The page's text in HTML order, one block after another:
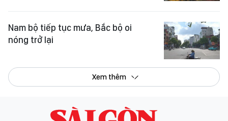
Nam bộ tiếp tục mưa, Bắc bộ oi
nóng trở lại
Xem thêm